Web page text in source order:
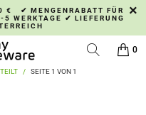
€ ✔ MENGENRABATT FÜR
WERKTAGE ✔ LIEFERUNG A
0
/ SEITE 1 VON 1